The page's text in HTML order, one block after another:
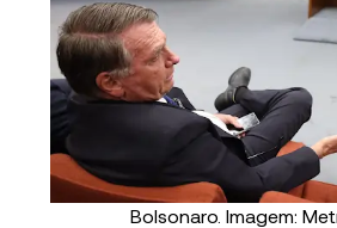
Bolsonaro. Imagem: